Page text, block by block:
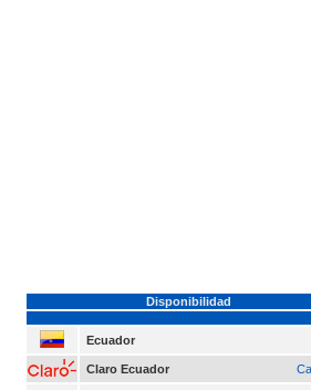
Disponibilidad
Ecuador
Claro Ecuador